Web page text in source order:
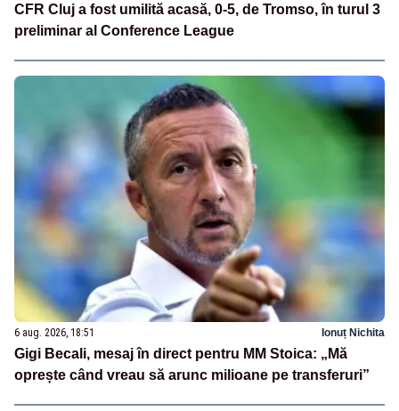
CFR Cluj a fost umilită acasă, 0-5, de Tromso, în turul 3
preliminar al Conference League
6 aug. 2026, 18:51 Ionuț Nichita
Gigi Becali, mesaj în direct pentru MM Stoica: „Mă
oprește când vreau să arunc milioane pe transferuri”